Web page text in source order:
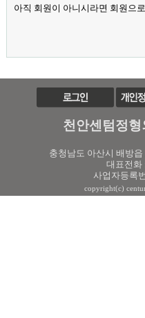
아직 회원이 아니시라면 회원으
천안센텀정형
충청남도 아산시 배방
대표전화
사업자등록
copyright(c)